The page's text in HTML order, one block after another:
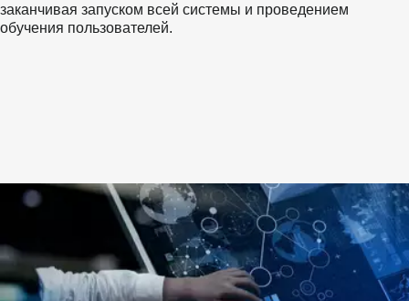
заканчивая запуском всей системы и проведением
обучения пользователей.